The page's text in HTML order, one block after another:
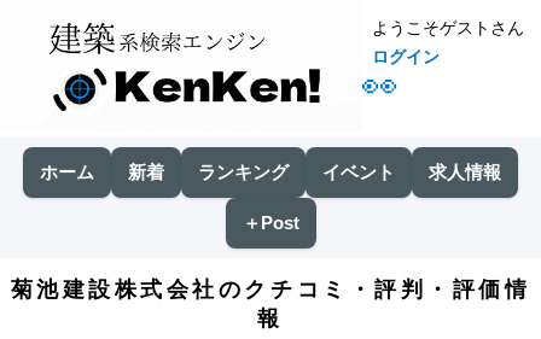
👀
ようこそゲストさん
ログイン
ホーム 新着 ランキング イベント 求人情報
＋Post
菊池建設株式会社のクチコミ・評判・評価情
報